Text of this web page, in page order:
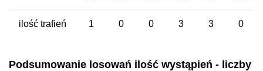
ilość trafień 1 0 0 3 3 0
Podsumowanie losowań ilość wystąpień - liczby